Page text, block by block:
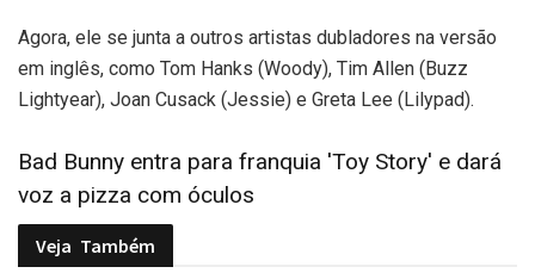
Agora, ele se junta a outros artistas dubladores na versão
em inglês, como Tom Hanks (Woody), Tim Allen (Buzz
Lightyear), Joan Cusack (Jessie) e Greta Lee (Lilypad).
Bad Bunny entra para franquia 'Toy Story' e dará
voz a pizza com óculos
Veja Também